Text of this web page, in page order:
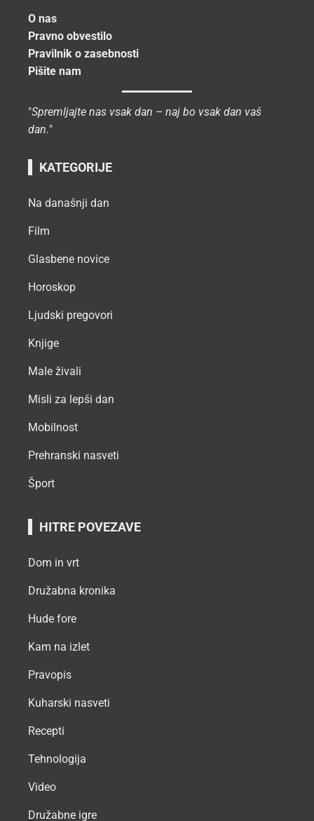
O nas
Pravno obvestilo
Pravilnik o zasebnosti
Pišite nam
"Spremljajte nas vsak dan – naj bo vsak dan vaš
dan."
KATEGORIJE
Na današnji dan
Film
Glasbene novice
Horoskop
Ljudski pregovori
Knjige
Male živali
Misli za lepši dan
Mobilnost
Prehranski nasveti
Šport
HITRE POVEZAVE
Dom in vrt
Družabna kronika
Hude fore
Kam na izlet
Pravopis
Kuharski nasveti
Recepti
Tehnologija
Video
Družabne igre